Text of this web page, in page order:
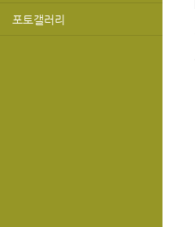
포토갤러리